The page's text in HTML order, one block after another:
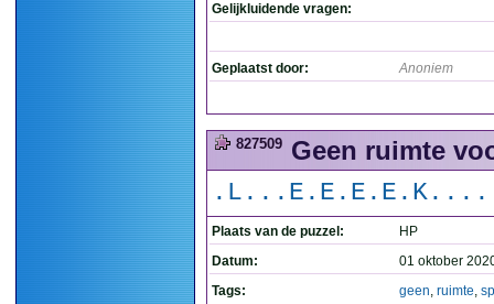
Gelijkluidende vragen:
Geplaatst door: Anoniem
827509 Geen ruimte
.L...E.E.E.E.K....
Plaats van de puzzel:
HP
Datum:
01 oktober
Tags:
geen, ruimte,